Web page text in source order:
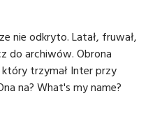
nie odkryto. Latał, fruwał,
do archiwów. Obrona
który trzymał Inter przy
na? What's my name?